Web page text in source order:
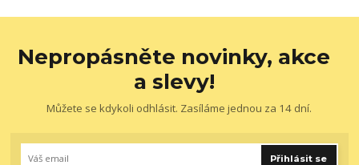
Nepropásněte novinky, akce
a slevy!
Můžete se kdykoli odhlásit. Zasíláme jednou za 14 dní.
Přihlásit se